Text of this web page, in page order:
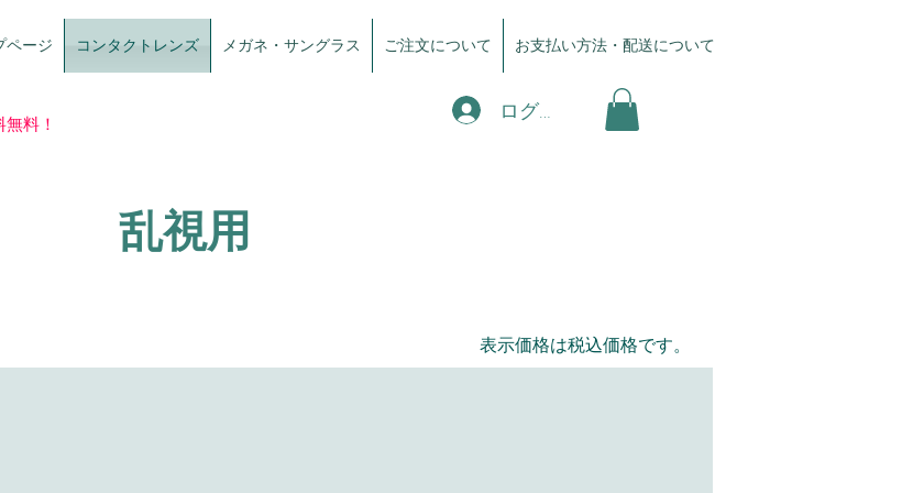
ページ コンタクトレンズ メガネ・サングラス ご注文について お支払い方法・配送について
料！
ログイン
乱視用
表示価格は税込価格です。